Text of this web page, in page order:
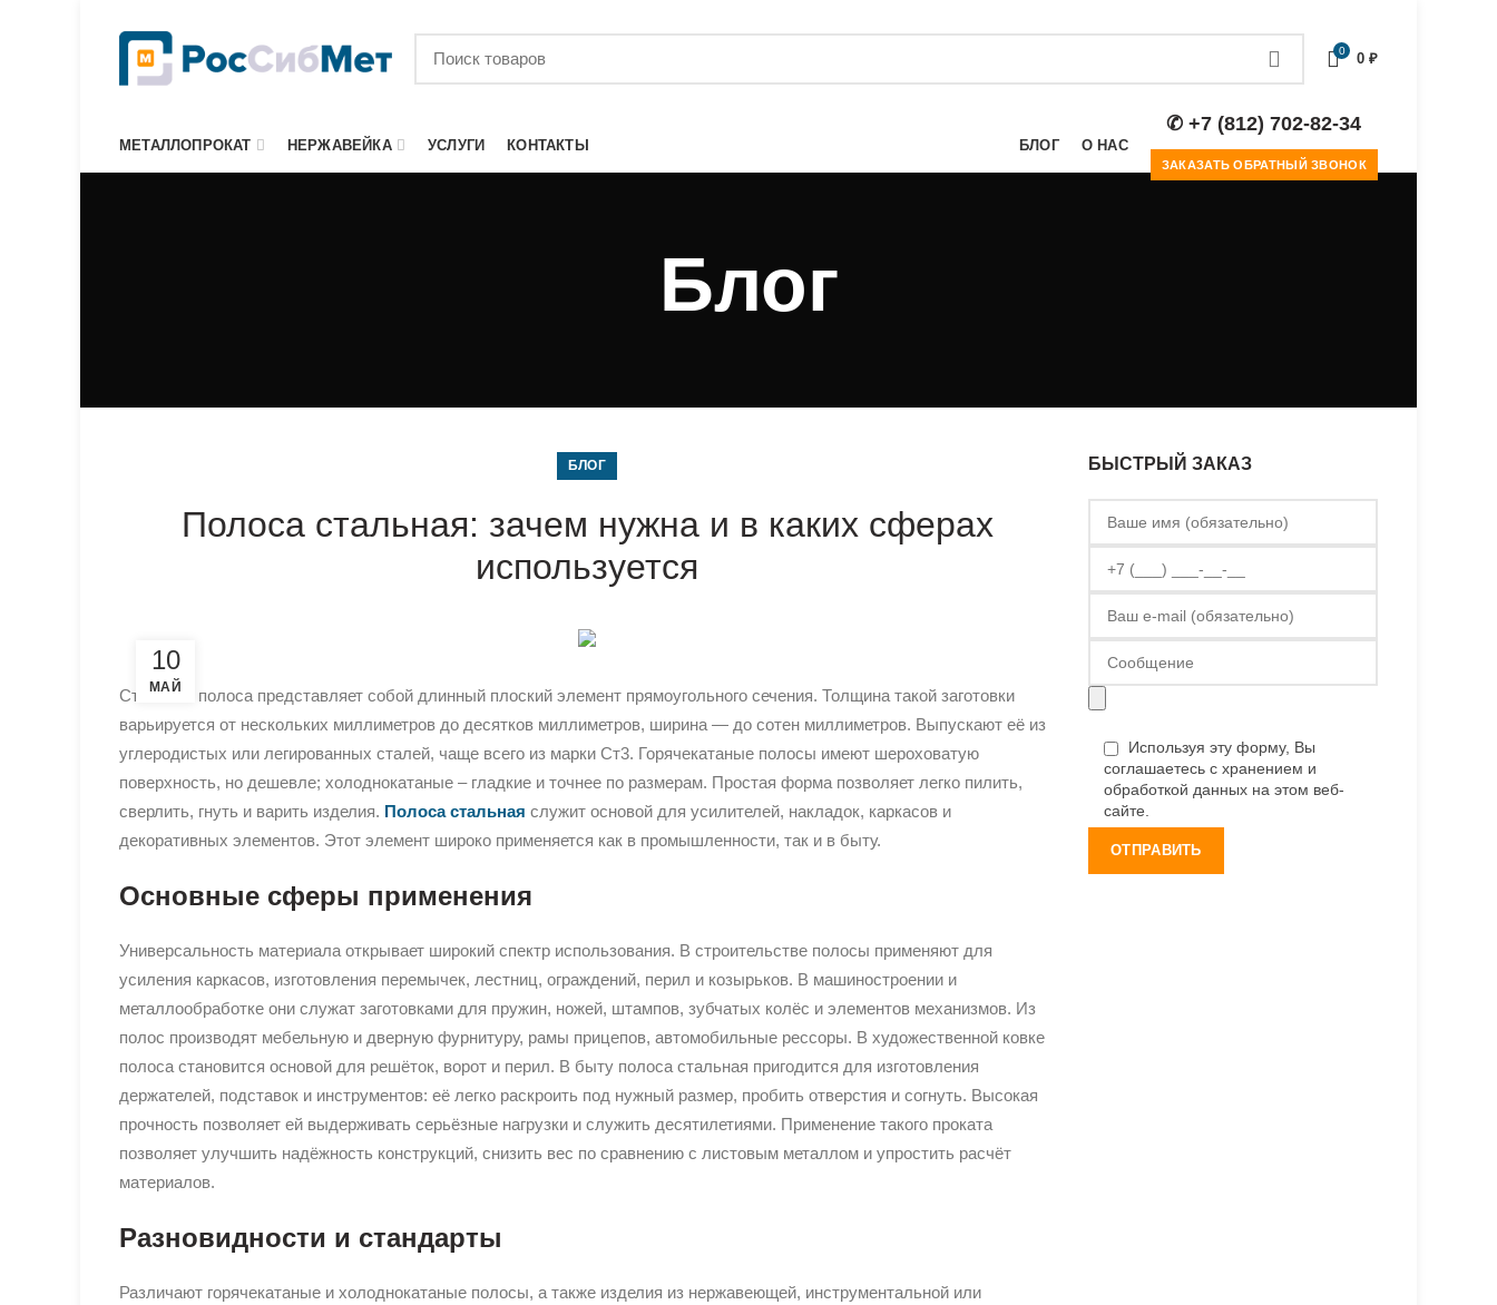
0 0 ₽
МЕТАЛЛОПРОКАТ НЕРЖАВЕЙКА УСЛУГИ КОНТАКТЫ БЛОГ О НАС
✆ +7 (812) 702-82-34
ЗАКАЗАТЬ ОБРАТНЫЙ ЗВОНОК
Блог
БЛОГ
Полоса стальная: зачем нужна и в каких сферах
используется
10
МАЙ
Стальная полоса представляет собой длинный плоский элемент прямоугольного сечения. Толщина такой заготовки
варьируется от нескольких миллиметров до десятков миллиметров, ширина — до сотен миллиметров. Выпускают её из
углеродистых или легированных сталей, чаще всего из марки Ст3. Горячекатаные полосы имеют шероховатую
поверхность, но дешевле; холоднокатаные – гладкие и точнее по размерам. Простая форма позволяет легко пилить,
сверлить, гнуть и варить изделия. Полоса стальная служит основой для усилителей, накладок, каркасов и
декоративных элементов. Этот элемент широко применяется как в промышленности, так и в быту.
Основные сферы применения
Универсальность материала открывает широкий спектр использования. В строительстве полосы применяют для
усиления каркасов, изготовления перемычек, лестниц, ограждений, перил и козырьков. В машиностроении и
металлообработке они служат заготовками для пружин, ножей, штампов, зубчатых колёс и элементов механизмов. Из
полос производят мебельную и дверную фурнитуру, рамы прицепов, автомобильные рессоры. В художественной ковке
полоса становится основой для решёток, ворот и перил. В быту полоса стальная пригодится для изготовления
держателей, подставок и инструментов: её легко раскроить под нужный размер, пробить отверстия и согнуть. Высокая
прочность позволяет ей выдерживать серьёзные нагрузки и служить десятилетиями. Применение такого проката
позволяет улучшить надёжность конструкций, снизить вес по сравнению с листовым металлом и упростить расчёт
материалов.
Разновидности и стандарты
Различают горячекатаные и холоднокатаные полосы, а также изделия из нержавеющей, инструментальной или
БЫСТРЫЙ ЗАКАЗ
Используя эту форму, Вы
соглашаетесь с хранением и
обработкой данных на этом веб-
сайте.